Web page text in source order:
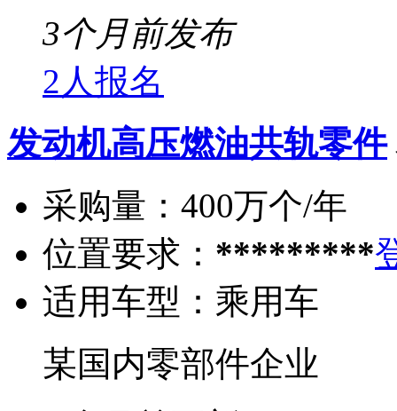
3个月前发布
2人报名
发动机高压燃油共轨零件
采购量： 400万个/年
位置要求： *********
适用车型： 乘用车
某国内零部件企业